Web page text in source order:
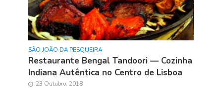
SÃO JOÃO DA PESQUEIRA
Restaurante Bengal Tandoori — Cozinha
Indiana Autêntica no Centro de Lisboa
23 Outubro, 2018